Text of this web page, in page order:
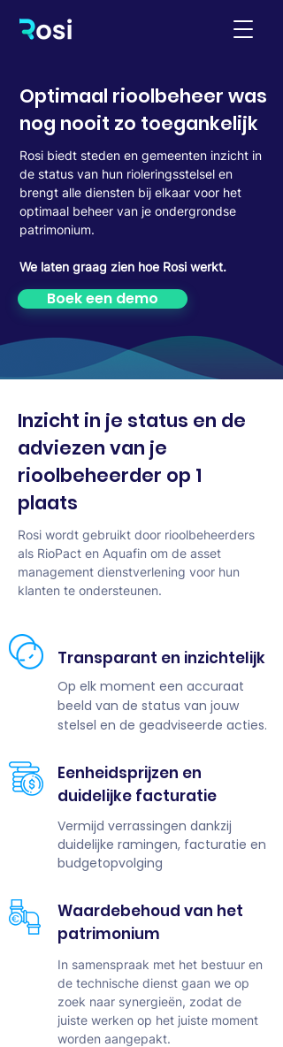
Optimaal rioolbeheer was
nog nooit zo toegankelijk
Rosi biedt steden en gemeenten inzicht in
de status van hun rioleringsstelsel en
brengt alle diensten bij elkaar voor het
optimaal beheer van je ondergrondse
patrimonium.
We laten graag zien hoe Rosi werkt.
Boek een demo
Inzicht in je status en de
adviezen van je
rioolbeheerder op 1
plaats
Rosi wordt gebruikt door rioolbeheerders
als RioPact en Aquafin om de asset
management dienstverlening voor hun
klanten te ondersteunen.
Transparant en inzichtelijk
Op elk moment een accuraat
beeld van de status van jouw
stelsel en de geadviseerde acties.
Eenheidsprijzen en
duidelijke facturatie
Vermijd verrassingen dankzij
duidelijke ramingen, facturatie en
budgetopvolging
Waardebehoud van het
patrimonium
In samenspraak met het bestuur en
de technische dienst gaan we op
zoek naar synergieën, zodat de
juiste werken op het juiste moment
worden aangepakt.